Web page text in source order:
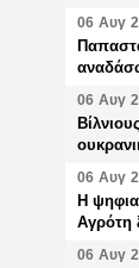
06 Αυγ
06 Αυγ
06 Αυγ
Η
Αγρότη
06 Αυγ